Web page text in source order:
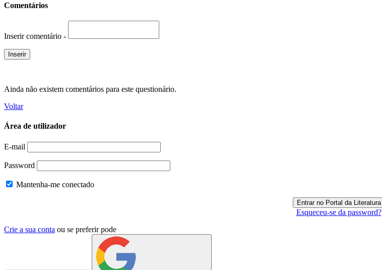
Comentários
Inserir comentário -
Ainda não existem comentários para este questionário.
Voltar
Área de utilizador
E-mail
Password
Mantenha-me conectado
Esqueceu-se da password?
Crie a sua conta ou se preferir pode